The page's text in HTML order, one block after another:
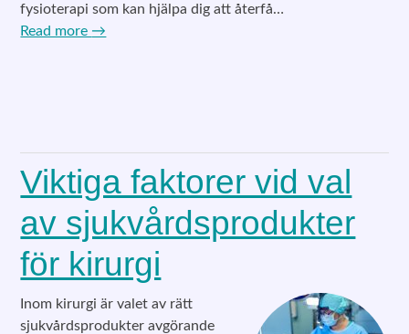
fysioterapi som kan hjälpa dig att återfå…
Read more →
Viktiga faktorer vid val
av sjukvårdsprodukter
för kirurgi
Inom kirurgi är valet av rätt
sjukvårdsprodukter avgörande